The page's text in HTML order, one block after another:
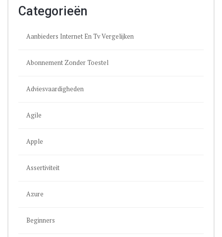
Categorieën
Aanbieders Internet En Tv Vergelijken
Abonnement Zonder Toestel
Adviesvaardigheden
Agile
Apple
Assertiviteit
Azure
Beginners